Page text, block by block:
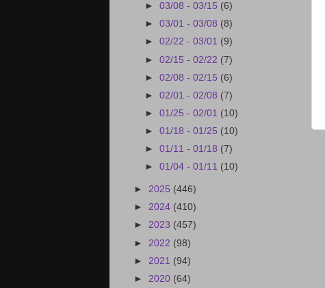
►03/08 - 03/15 (6)
►03/01 - 03/08 (8)
►02/22 - 03/01 (9)
►02/15 - 02/22 (7)
►02/08 - 02/15 (6)
►02/01 - 02/08 (7)
►01/25 - 02/01 (10)
►01/18 - 01/25 (10)
►01/11 - 01/18 (7)
►01/04 - 01/11 (10)
► 2025 (446)
► 2024 (410)
► 2023 (457)
► 2022 (98)
► 2021 (94)
► 2020 (64)